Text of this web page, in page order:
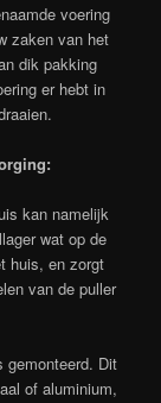
voering
zaken van het
dik pakking
er hebt in
kan namelijk
wat op de
huis, en zorgt
van de puller
gemonteerd. Dit
of aluminium,